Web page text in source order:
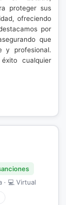
proteger sus
ofreciendo
por
que
y profesional.
cualquier
· 💻 Virtual